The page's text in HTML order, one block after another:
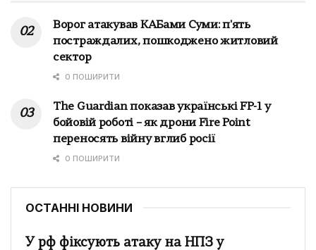
Ворог атакував КАБами Суми: п'ять
постраждалих, пошкоджено житловий
сектор
0 ПОШИРИТИ
The Guardian показав українські FP-1 у
бойовій роботі – як дрони Fire Point
переносять війну вглиб росії
0 ПОШИРИТИ
ОСТАННІ НОВИНИ
У рф фіксують атаку на НПЗ у